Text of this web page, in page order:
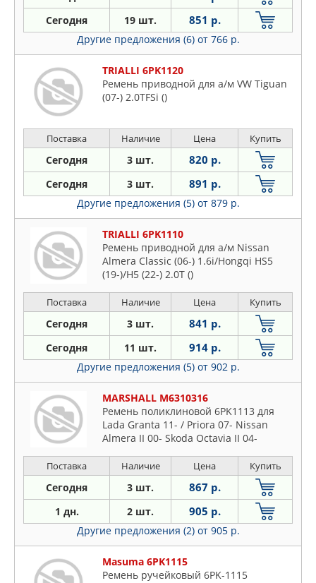
Сегодня 19 шт. 851 р.
Другие предложения (6) от 766 р.
TRIALLI 6PK1120
Ремень приводной для а/м VW Tiguan
(07-) 2.0TFSi ()
Поставка Наличие Цена Купить
Сегодня 3 шт. 820 р.
Сегодня 3 шт. 891 р.
Другие предложения (5) от 879 р.
TRIALLI 6PK1110
Ремень приводной для а/м Nissan
Almera Classic (06-) 1.6i/Hongqi HS5
(19-)/H5 (22-) 2.0T ()
Поставка Наличие Цена Купить
Сегодня 3 шт. 841 р.
Сегодня 11 шт. 914 р.
Другие предложения (5) от 902 р.
MARSHALL M6310316
Ремень поликлиновой 6PK1113 для
Lada Granta 11- / Priora 07- Nissan
Almera II 00- Skoda Octavia II 04-
Поставка Наличие Цена Купить
Сегодня 3 шт. 867 р.
1 дн. 2 шт. 905 р.
Другие предложения (2) от 905 р.
Masuma 6PK1115
Ремень ручейковый 6PK-1115